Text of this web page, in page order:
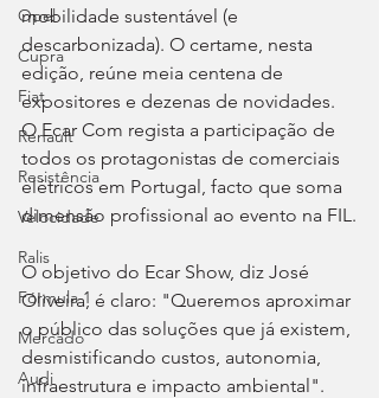
Opel
Cupra
Fiat
Renault
Resistência
Velocidade
Ralis
Fórmula 1
Mercado
Audi
mobilidade sustentável (e
descarbonizada). O certame, nesta
edição, reúne meia centena de
expositores e dezenas de novidades.
O Ecar Com regista a participação de
todos os protagonistas de comerciais
elétricos em Portugal, facto que soma
dimensão profissional ao evento na FIL.
O objetivo do Ecar Show, diz José
Oliveira, é claro: "Queremos aproximar
o público das soluções que já existem,
desmistificando custos, autonomia,
infraestrutura e impacto ambiental".